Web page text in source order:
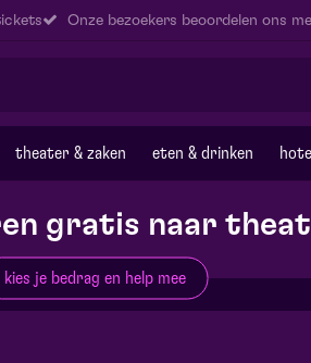
Onze bezoekers beoordelen ons
theater & zaken eten & drinken hotel
gratis naar
kies je bedrag en help mee